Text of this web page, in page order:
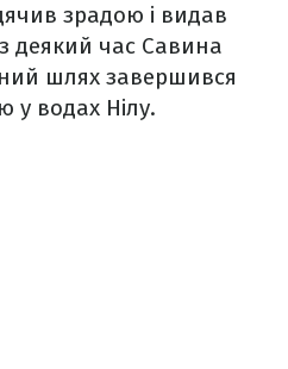
зрадою і видав
деякий час Савина
шлях завершився
у водах Нілу.